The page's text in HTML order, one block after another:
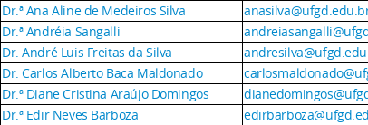
Dr.ª Ana Aline de Medeiros Silva
Dr.ª Andréia Sangalli
Dr. André Luis Freitas da Silva
Dr. Carlos Alberto Baca Maldonado
Dr.ª Diane Cristina Araújo Domingos
Dr.ª Edir Neves Barboza